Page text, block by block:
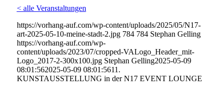
< alle Veranstaltungen
https://vorhang-auf.com/wp-content/uploads/2025/05/N17-
art-2025-05-10-meine-stadt-2.jpg 784 784 Stephan Gelling
https://vorhang-auf.com/wp-
content/uploads/2023/07/cropped-VALogo_Header_mit-
Logo_2017-2-300x100.jpg Stephan Gelling2025-05-09
08:01:562025-05-09 08:01:5611.
KUNSTAUSSTELLUNG in der N17 EVENT LOUNGE